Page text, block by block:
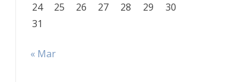
24
25 26 27 28 29
30
31
« Mar